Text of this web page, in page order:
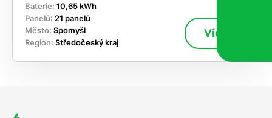
Baterie: 10,65 kWh
Panelů: 21 panelů
Město: Spomyšl
Region: Středočeský kraj
Více